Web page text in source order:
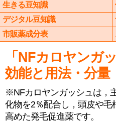
生きる豆知識
デジタル豆知識
市販薬成分表
「NFカロヤンガ
効能と用法・分量
※NFカロヤンガッシュは，
化物を2％配合し，頭皮や毛
高めた発毛促進薬です。